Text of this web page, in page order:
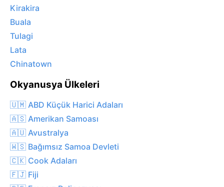
Kirakira
Buala
Tulagi
Lata
Chinatown
Okyanusya Ülkeleri
🇺🇲 ABD Küçük Harici Adaları
🇦🇸 Amerikan Samoası
🇦🇺 Avustralya
🇼🇸 Bağımsız Samoa Devleti
🇨🇰 Cook Adaları
🇫🇯 Fiji